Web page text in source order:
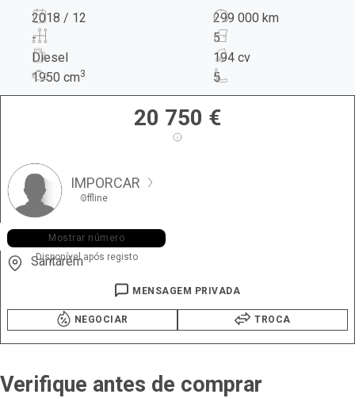
2018 / 12
299 000 km
-
5
Diesel
194 cv
1950 cm3 5
20 750 €
IMPORCAR
Offline
+351 919 ••• •39
Mostrar número
Disponível após registo
Santarém
MENSAGEM PRIVADA
NEGOCIAR TROCA
Verifique antes de comprar